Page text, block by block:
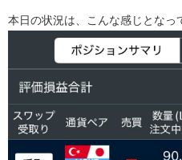
本日の状況は、こんな感じとなっ